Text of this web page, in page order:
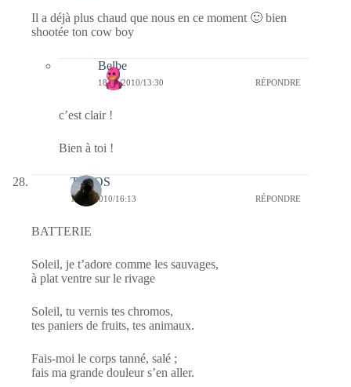
Il a déjà plus chaud que nous en ce moment 🙂 bien
shootée ton cow boy
Belbe
18/12/2010/13:30 RÉPONDRE
c’est clair !
Bien à toi !
TELOS
16/12/2010/16:13 RÉPONDRE
BATTERIE
Soleil, je t’adore comme les sauvages,
à plat ventre sur le rivage
Soleil, tu vernis tes chromos,
tes paniers de fruits, tes animaux.
Fais-moi le corps tanné, salé ;
fais ma grande douleur s’en aller.